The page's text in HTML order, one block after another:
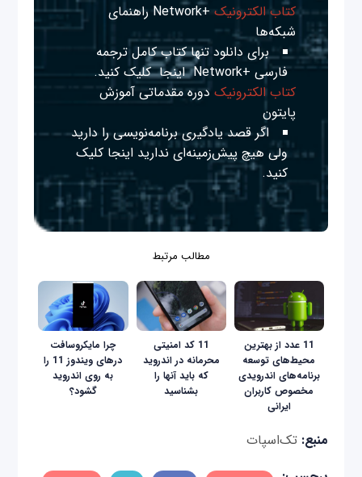
کتاب الکترونیک
+Network راهنمای
شبکه‌ها
برای دانلود تنها کتاب کامل ترجمه
فارسی +Network
اینجا کلیک کنید.
کتاب الکترونیک دوره مقدماتی آموزش
پایتون
اگر قصد یادگیری برنامه‌نویسی را دارید
ولی هیچ پیش‌زمینه‌ای نداریداینجا کلیک
کنید.
مطالب مرتبط
11 عدد از بهترین
محیط‌های توسعه
برنامه‌های اندرویدی
مخصوص کاربران
ایرانی
11 کد امنیتی
محرمانه در اندروید
که باید آنها را
بشناسید
چرا مایکروسافت
در‌های ویندوز 11 را
به روی اندروید
گشود؟
منبع:تک‌اسپات